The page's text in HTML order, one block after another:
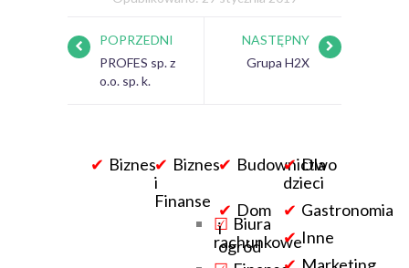
POPRZEDNI
PROFES sp. z
o.o. sp. k.
NASTĘPNY
Grupa H2X
Biznes
Biznes
i
Finanse
Biura
rachunkowe
Budownictwo
Dla
dzieci
Dom
i
ogród
Gastronomia
Inne